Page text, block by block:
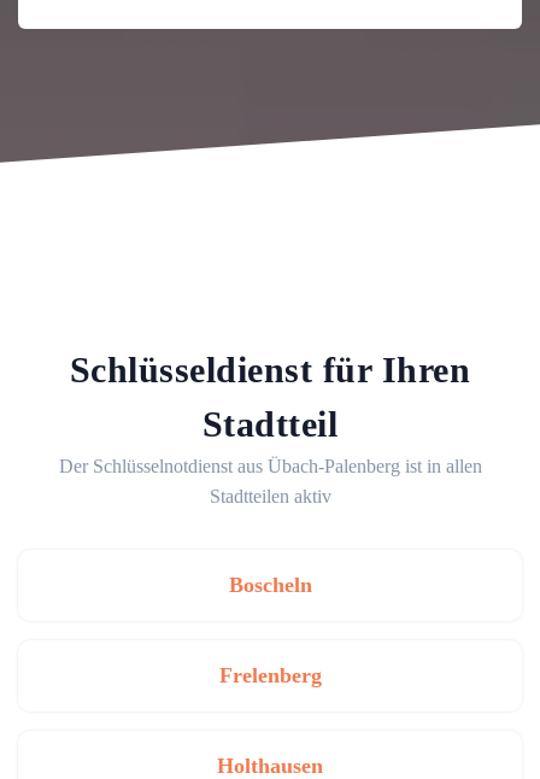
Schlüsseldienst für Ihren
Stadtteil
Der Schlüsselnotdienst aus Übach-Palenberg ist in allen
Stadtteilen aktiv
Boscheln
Frelenberg
Holthausen